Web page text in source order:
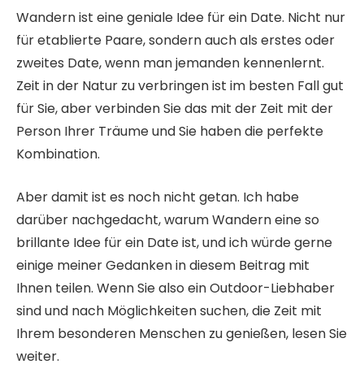
Wandern ist eine geniale Idee für ein Date. Nicht nur
für etablierte Paare, sondern auch als erstes oder
zweites Date, wenn man jemanden kennenlernt.
Zeit in der Natur zu verbringen ist im besten Fall gut
für Sie, aber verbinden Sie das mit der Zeit mit der
Person Ihrer Träume und Sie haben die perfekte
Kombination.
Aber damit ist es noch nicht getan. Ich habe
darüber nachgedacht, warum Wandern eine so
brillante Idee für ein Date ist, und ich würde gerne
einige meiner Gedanken in diesem Beitrag mit
Ihnen teilen. Wenn Sie also ein Outdoor-Liebhaber
sind und nach Möglichkeiten suchen, die Zeit mit
Ihrem besonderen Menschen zu genießen, lesen Sie
weiter.